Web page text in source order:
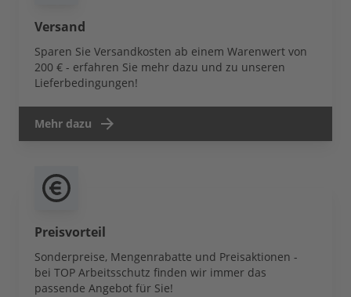
Versand
Sparen Sie Versandkosten ab einem Warenwert von
200 € - erfahren Sie mehr dazu und zu unseren
Lieferbedingungen!
Mehr dazu
Preisvorteil
Sonderpreise, Mengenrabatte und Preisaktionen -
bei TOP Arbeitsschutz finden wir immer das
passende Angebot für Sie!